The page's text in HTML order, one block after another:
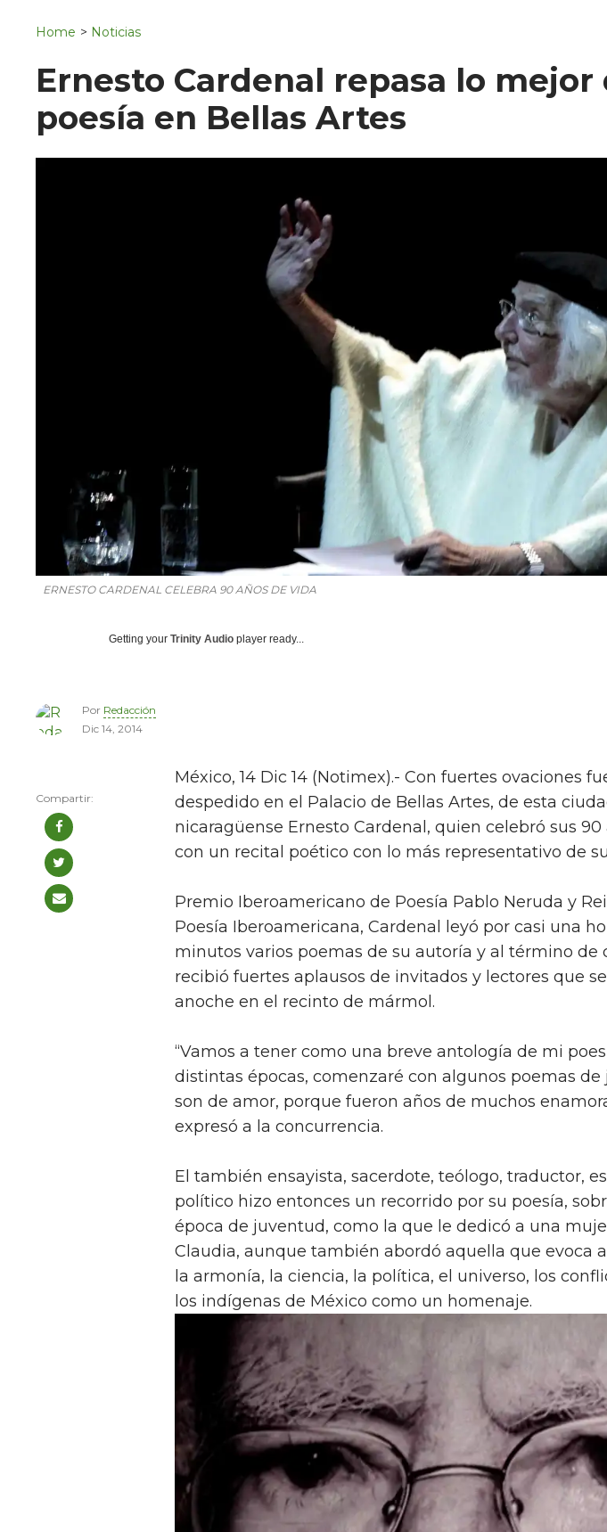
Home > Noticias
Ernesto Cardenal repasa lo mejor
poesía en Bellas Artes
ERNESTO CARDENAL CELEBRA 90 AÑOS DE VIDA
Getting your Trinity Audio player ready...
Por Redacción
Dic 14, 2014
México, 14 Dic 14 (Notimex).- Con fuertes ovaciones
despedido en el Palacio de Bellas Artes, de esta
nicaragüense Ernesto Cardenal, quien celebró sus 90
con un recital poético con lo más representativo de
Premio Iberoamericano de Poesía Pablo Neruda y
Poesía Iberoamericana, Cardenal leyó por casi una
minutos varios poemas de su autoría y al término de
recibió fuertes aplausos de invitados y lectores que
anoche en el recinto de mármol.
“Vamos a tener como una breve antología de mi
distintas épocas, comenzaré con algunos poemas
son de amor, porque fueron años de muchos
expresó a la concurrencia.
El también ensayista, sacerdote, teólogo, traductor,
político hizo entonces un recorrido por su poesía,
época de juventud, como la que le dedicó a una
Claudia, aunque también abordó aquella que evoca
la armonía, la ciencia, la política, el universo, los
los indígenas de México como un homenaje.